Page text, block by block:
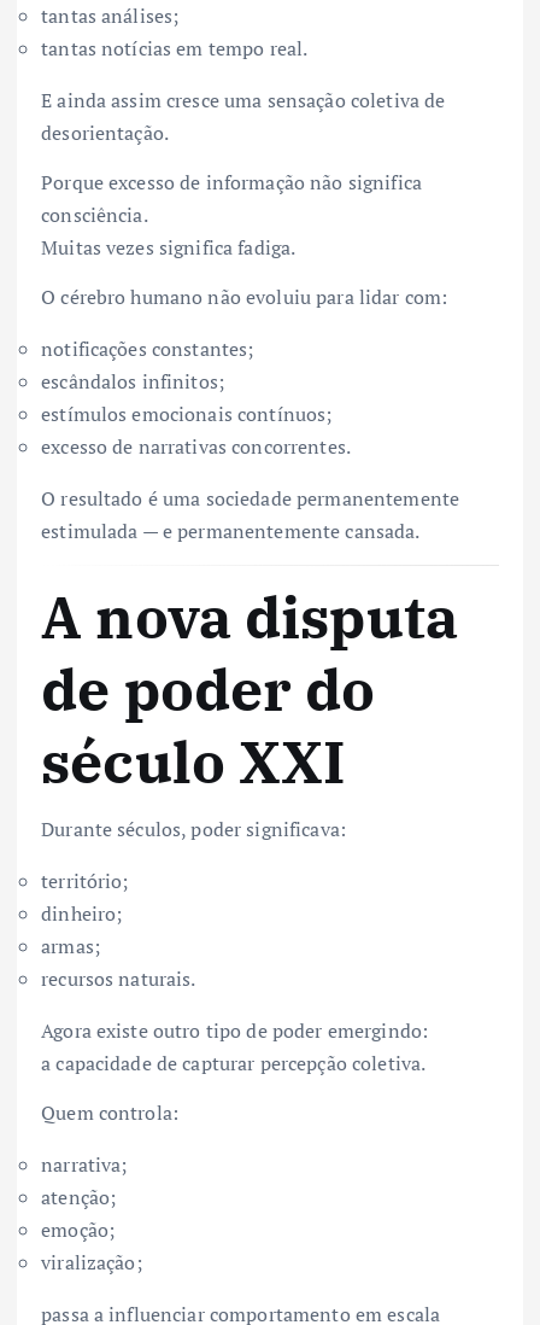
tantas análises;
tantas notícias em tempo real.
E ainda assim cresce uma sensação coletiva de
desorientação.
Porque excesso de informação não significa
consciência.
Muitas vezes significa fadiga.
O cérebro humano não evoluiu para lidar com:
notificações constantes;
escândalos infinitos;
estímulos emocionais contínuos;
excesso de narrativas concorrentes.
O resultado é uma sociedade permanentemente
estimulada — e permanentemente cansada.
A nova disputa
de poder do
século XXI
Durante séculos, poder significava:
território;
dinheiro;
armas;
recursos naturais.
Agora existe outro tipo de poder emergindo:
a capacidade de capturar percepção coletiva.
Quem controla:
narrativa;
atenção;
emoção;
viralização;
passa a influenciar comportamento em escala